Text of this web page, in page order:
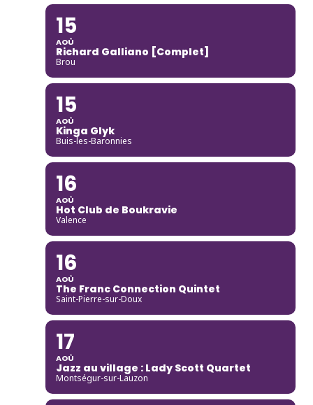
15
AOÛ
Richard Galliano [Complet]
Brou
15
AOÛ
Kinga Glyk
Buis-les-Baronnies
16
AOÛ
Hot Club de Boukravie
Valence
16
AOÛ
The Franc Connection Quintet
Saint-Pierre-sur-Doux
17
AOÛ
Jazz au village : Lady Scott Quartet
Montségur-sur-Lauzon